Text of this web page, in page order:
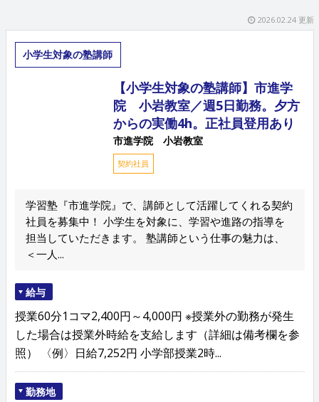
2026.02.24 更新
小学生対象の塾講師
【小学生対象の塾講師】市進学
院 小岩教室／週5日勤務。夕方
からの実働4h。正社員登用あり
市進学院 小岩教室
契約社員
学習塾『市進学院』で、講師として活躍してくれる契約
社員を募集中！ 小学生を対象に、学習や進路の指導を
担当していただきます。 塾講師という仕事の魅力は、
＜一人...
給与
授業60分1コマ2,400円～4,000円 ※授業外の勤務が発生
した場合は授業外時給を支給します（詳細は備考欄を参
照） 〈例〉日給7,252円 小学部授業2時...
勤務地